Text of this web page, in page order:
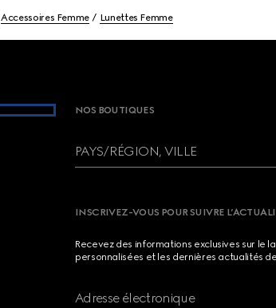
Accessoires Femme Lunettes Femme
NOS BOUTIQUES
PAYS/RÉGION, VILLE
INSCRIVEZ-VOUS POUR SUIVRE
Recevez des informations exclusives sur le
personnalisées et les dernières actualités
Adresse électronique